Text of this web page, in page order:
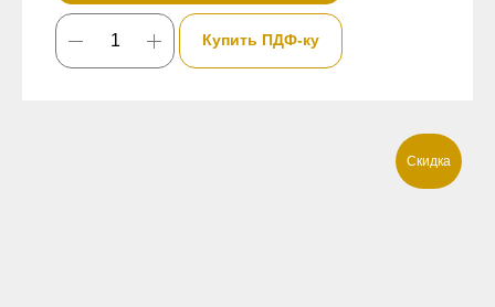
Купить ПДФ-ку
Скидка